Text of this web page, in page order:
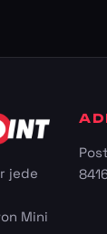
jede
Mini